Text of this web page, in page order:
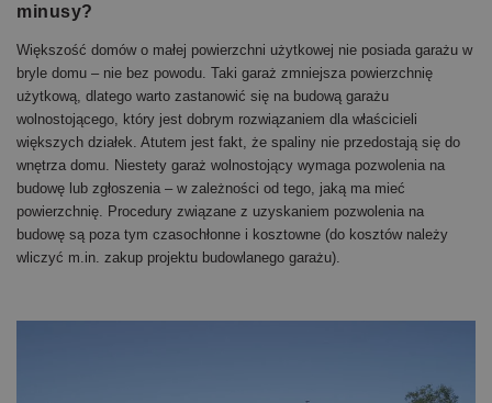
minusy?
Większość domów o małej powierzchni użytkowej nie posiada garażu w
bryle domu – nie bez powodu. Taki garaż zmniejsza powierzchnię
użytkową, dlatego warto zastanowić się na budową garażu
wolnostojącego, który jest dobrym rozwiązaniem dla właścicieli
większych działek. Atutem jest fakt, że spaliny nie przedostają się do
wnętrza domu. Niestety garaż wolnostojący wymaga pozwolenia na
budowę lub zgłoszenia – w zależności od tego, jaką ma mieć
powierzchnię. Procedury związane z uzyskaniem pozwolenia na
budowę są poza tym czasochłonne i kosztowne (do kosztów należy
wliczyć m.in. zakup projektu budowlanego garażu).